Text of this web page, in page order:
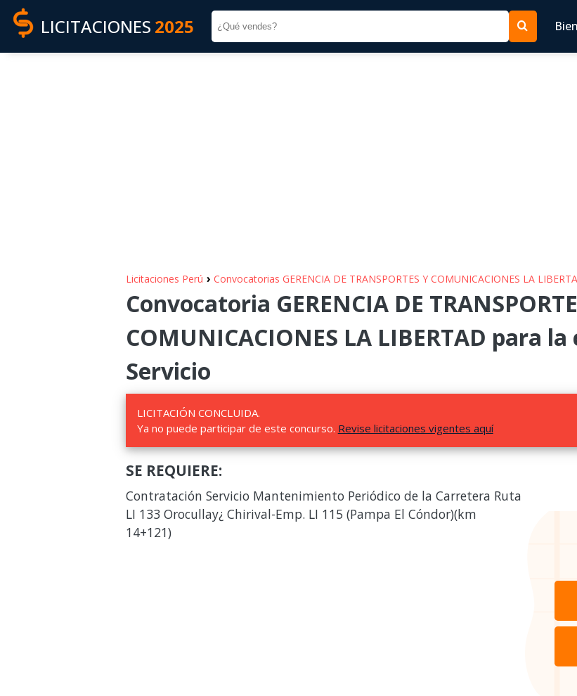
LICITACIONES 2025
Licitaciones Perú › Convocatorias GERENCIA DE TRANSPORTES Y COMUNICACIONES LA
Convocatoria GERENCIA DE
COMUNICACIONES LA LIBERTAD para
Servicio
LICITACIÓN CONCLUIDA.
Ya no puede participar de este concurso. Revise licitaciones vigentes aquí
SE REQUIERE:
Contratación Servicio Mantenimiento Periódico de la Carretera Ruta
LI 133 Orocullay¿ Chirival-Emp. LI 115 (Pampa El Cóndor)(km
14+121)